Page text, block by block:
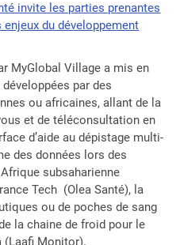
invite les parties prenantes
du développement
MyGlobal Village a mis en
par des
ou africaines, allant de la
et de téléconsultation en
d’aide au dépistage multi-
des données lors des
subsaharienne
Tech (Olea Santé), la
ou de poches de sang
la chaine de froid pour le
(Laafi Monitor).